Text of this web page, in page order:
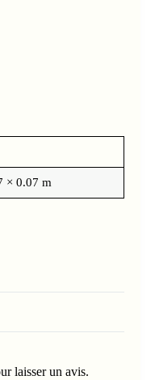
× 0.07 m
laisser un avis.